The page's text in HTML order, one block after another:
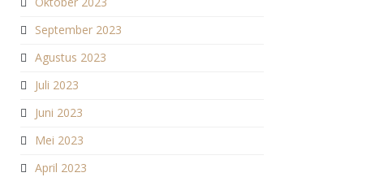
September 2023
Agustus 2023
Juli 2023
Juni 2023
Mei 2023
April 2023